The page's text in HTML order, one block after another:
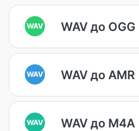
WAV WAV до OGG
WAV WAV до AMR
WAV WAV до M4A